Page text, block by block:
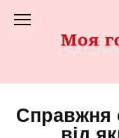
до
Справжня